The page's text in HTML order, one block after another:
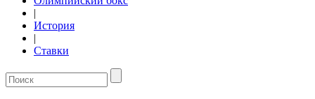
|
История
|
Ставки